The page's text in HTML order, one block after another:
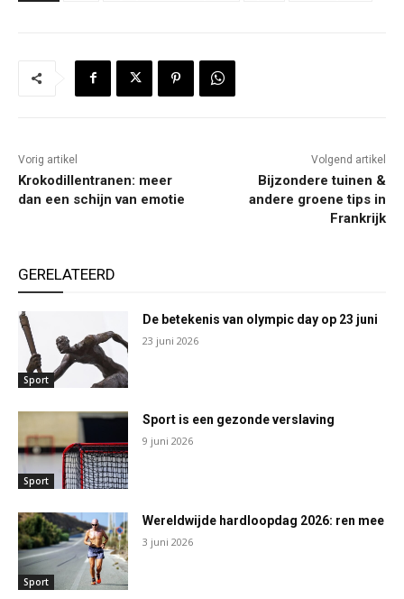
Vorig artikel
Krokodillentranen: meer
dan een schijn van emotie
Volgend artikel
Bijzondere tuinen &
andere groene tips in
Frankrijk
GERELATEERD
Sport
De betekenis van olympic day op 23 juni
23 juni 2026
Sport
Sport is een gezonde verslaving
9 juni 2026
Sport
Wereldwijde hardloopdag 2026: ren mee
3 juni 2026